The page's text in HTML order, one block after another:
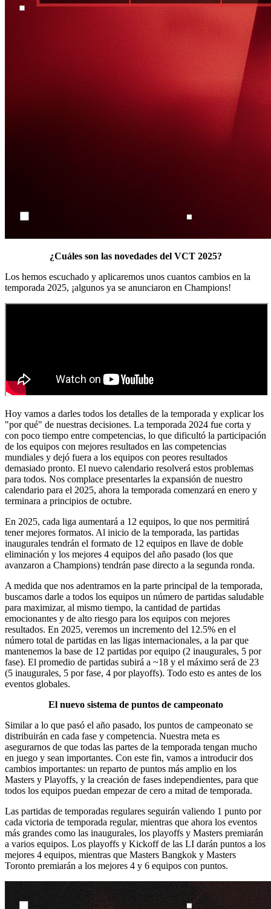
¿Cuáles son las novedades del VCT 2025?
Los hemos escuchado y aplicaremos unos cuantos cambios en la
temporada 2025, ¡algunos ya se anunciaron en Champions!
Hoy vamos a darles todos los detalles de la temporada y explicar los
"por qué" de nuestras decisiones. La temporada 2024 fue corta y
con poco tiempo entre competencias, lo que dificultó la participación
de los equipos con mejores resultados en las competencias
mundiales y dejó fuera a los equipos con peores resultados
demasiado pronto. El nuevo calendario resolverá estos problemas
para todos. Nos complace presentarles la expansión de nuestro
calendario para el 2025, ahora la temporada comenzará en enero y
terminara a principios de octubre.
En 2025, cada liga aumentará a 12 equipos, lo que nos permitirá
tener mejores formatos. Al inicio de la temporada, las partidas
inaugurales tendrán el formato de 12 equipos en llave de doble
eliminación y los mejores 4 equipos del año pasado (los que
avanzaron a Champions) tendrán pase directo a la segunda ronda.
A medida que nos adentramos en la parte principal de la temporada,
buscamos darle a todos los equipos un número de partidas saludable
para maximizar, al mismo tiempo, la cantidad de partidas
emocionantes y de alto riesgo para los equipos con mejores
resultados. En 2025, veremos un incremento del 12.5% en el
número total de partidas en las ligas internacionales, a la par que
mantenemos la base de 12 partidas por equipo (2 inaugurales, 5 por
fase). El promedio de partidas subirá a ~18 y el máximo será de 23
(5 inaugurales, 5 por fase, 4 por playoffs). Todo esto es antes de los
eventos globales.
El nuevo sistema de puntos de campeonato
Similar a lo que pasó el año pasado, los puntos de campeonato se
distribuirán en cada fase y competencia. Nuestra meta es
asegurarnos de que todas las partes de la temporada tengan mucho
en juego y sean importantes. Con este fin, vamos a introducir dos
cambios importantes: un reparto de puntos más amplio en los
Masters y Playoffs, y la creación de fases independientes, para que
todos los equipos puedan empezar de cero a mitad de temporada.
Las partidas de temporadas regulares seguirán valiendo 1 punto por
cada victoria de temporada regular, mientras que ahora los eventos
más grandes como las inaugurales, los playoffs y Masters premiarán
a varios equipos. Los playoffs y Kickoff de las LI darán puntos a los
mejores 4 equipos, mientras que Masters Bangkok y Masters
Toronto premiarán a los mejores 4 y 6 equipos con puntos.